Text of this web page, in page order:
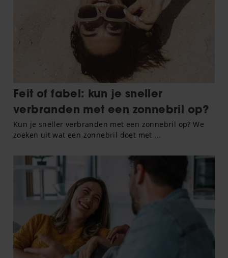
partners kunnen deze gegevens combineren met andere
informatie die u aan ze heeft verstrekt of die ze hebben
verzameld op basis van uw gebruik van hun services. U
gaat akkoord met onze cookies als u onze website blijft